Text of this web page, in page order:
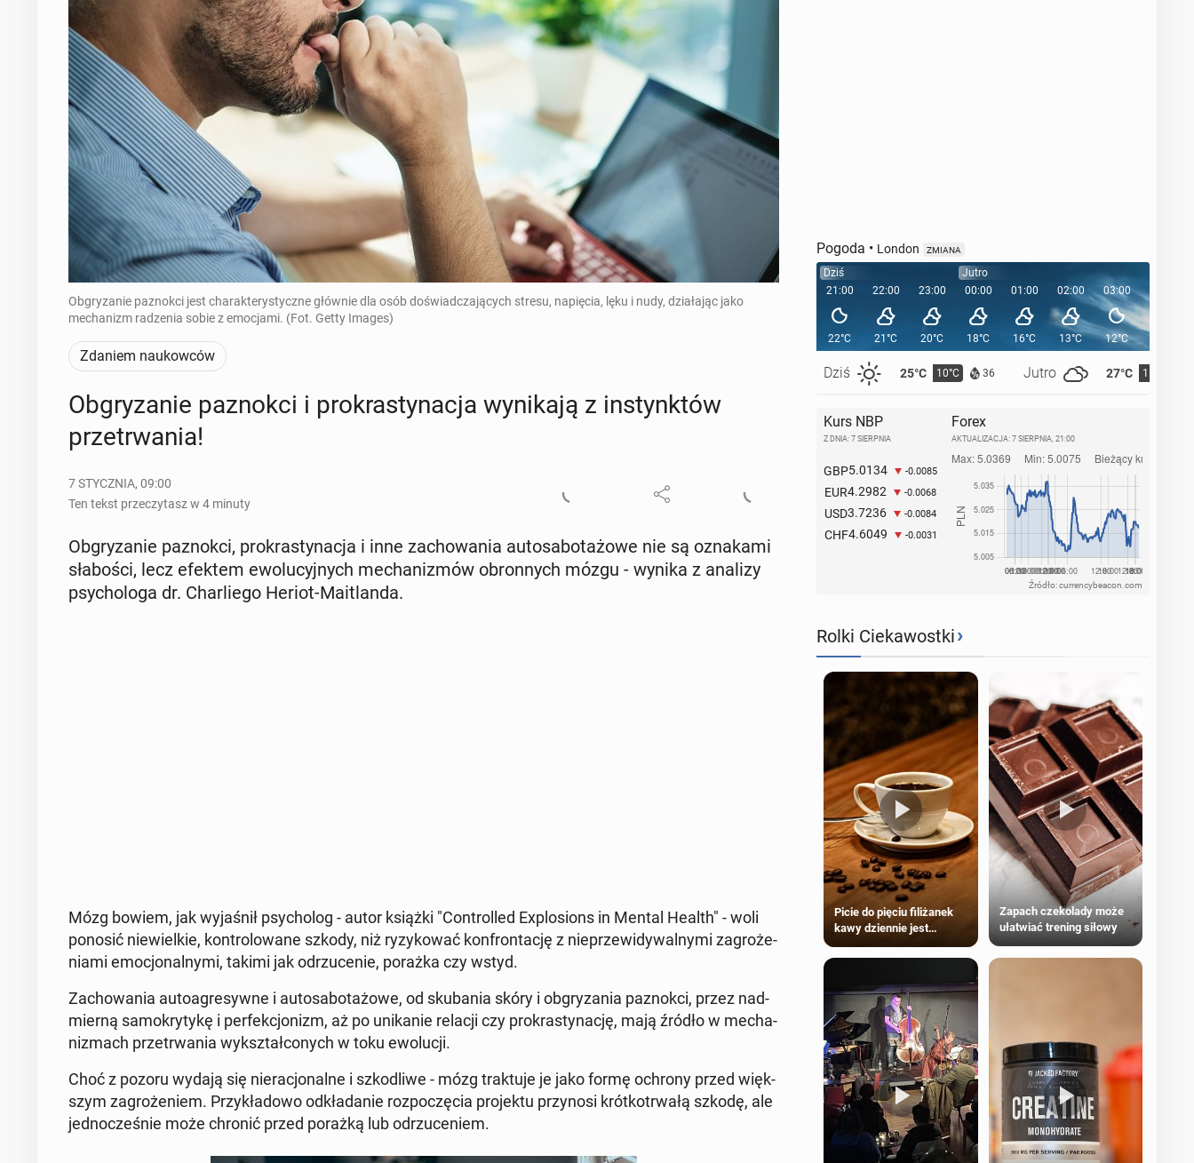
Obgryzanie paznokci jest charakterystyczne głównie dla osób doświadczających stresu, napięcia, lęku i nudy, działając jako
mechanizm radzenia sobie z emocjami. (Fot. Getty Images)
Zdaniem naukowców
Ob­gry­za­nie pa­znok­ci i pro­kra­sty­na­cja wy­ni­ka­ją z in­stynk­tów
prze­trwa­nia!
7 STYCZNIA, 09:00
Ten tekst przeczytasz w 4 minuty
Ob­gry­za­nie pa­znok­ci, pro­kra­sty­na­cja i inne za­cho­wa­nia au­to­sa­bo­ta­żo­we nie są ozna­ka­mi
sła­bo­ści, lecz efektem ewo­lu­cyj­nych me­cha­ni­zmów obron­nych mózgu - wynika z analizy
psy­cho­lo­ga dr. Char­lie­go Heriot-Ma­itlan­da.
Mózg bowiem, jak wy­ja­śnił psy­cho­log - autor książki "Con­trol­led Explo­sions in Mental Health" - woli
ponosić nie­wiel­kie, kon­tro­lo­wa­ne szkody, niż ry­zy­ko­wać kon­fron­ta­cję z nie­prze­wi­dy­wal­ny­mi za­gro­że­
nia­mi emo­cjo­nal­ny­mi, takimi jak od­rzu­ce­nie, porażka czy wstyd.
Za­cho­wa­nia au­to­agre­syw­ne i au­to­sa­bo­ta­żo­we, od sku­ba­nia skóry i ob­gry­za­nia pa­znok­ci, przez nad­
mier­ną sa­mo­kry­ty­kę i per­fek­cjo­nizm, aż po uni­ka­nie relacji czy pro­kra­sty­na­cję, mają źródło w me­cha­
ni­zmach prze­trwa­nia wy­kształ­co­nych w toku ewo­lu­cji.
Choć z pozoru wydają się nie­ra­cjo­nal­ne i szko­dli­we - mózg trak­tu­je je jako formę ochrony przed więk­
szym za­gro­że­niem. Przy­kła­do­wo od­kła­da­nie roz­po­czę­cia pro­jek­tu przy­no­si krót­ko­trwa­łą szkodę, ale
jed­no­cze­śnie może chronić przed porażką lub od­rzu­ce­niem.
Pogoda • London ZMIANA
Dziś
21:00
22°C
Dziś 25°C 10°C 36 Jutro 27°C 11°C
22:00
21°C
23:00
20°C
Jutro
00:00
18°C
01:00
16°C
02:00
13°C
03:00
12°C
04:00
Kurs NBP
Z DNIA: 7 SIERPNIA
GBP5.0134 -0.0085
EUR4.2982 -0.0068
USD3.7236 -0.0084
CHF4.6049 -0.0031
Forex
AKTUALIZACJA: 7 SIERPNIA, 21:00
Źródło: currencybeacon.com
Rolki Ciekawostki›
Picie do pięciu filiżanek
kawy dziennie jest
większości dorosłych
Zapach czekolady może
ułatwiać trening siłowy